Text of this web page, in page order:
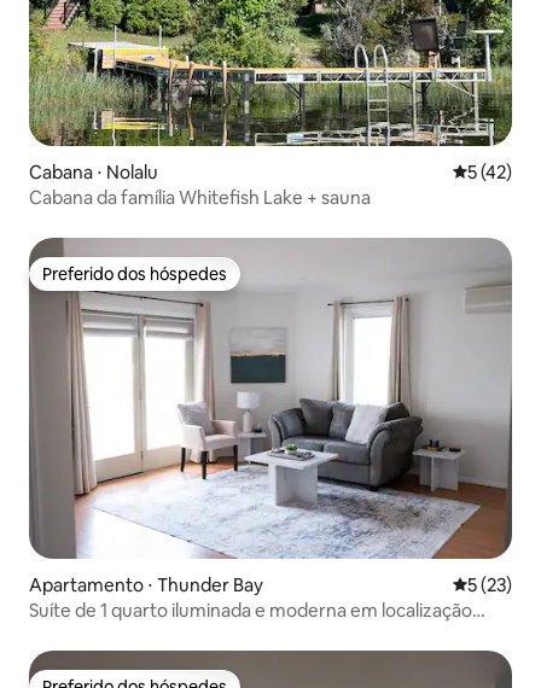
Cabana ⋅ Nolalu 5 de uma
5 (42)
Cabana da família Whitefish Lake + sauna
Preferido dos hóspedes
Preferido dos hóspedes
Apartamento ⋅ Thunder Bay 5 de uma
5 (23)
Suíte de 1 quarto iluminada e moderna em localização